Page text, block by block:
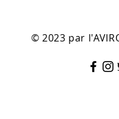
© 2023 par